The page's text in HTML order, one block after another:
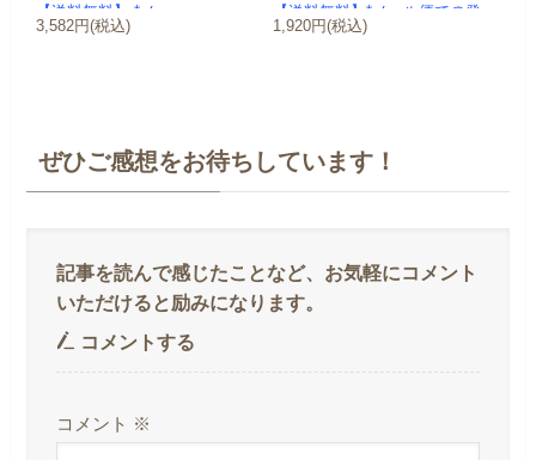
【送料無料】 *メ...
3,582円(税込)
【送料無料】*メール便での発
送...
1,920円(税込)
ぜひご感想をお待ちしています！
コメントする
コメント ※